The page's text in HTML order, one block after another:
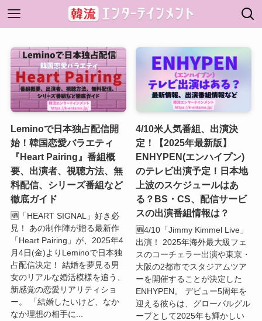
Leminoで日本独占配信開
始！韓国恋愛バラエティ
『Heart Pairing』番組概
要、出演者、視聴方法、無
料配信、シリーズ番組など
徹底ガイド
🆕「HEART SIGNAL」好き必
見！ あの制作陣が贈る最新作
「Heart Pairing」が、2025年4
月4日(金)よりLeminoで日本独
占配信決定！ 結婚を夢見る男
女のリアルな婚活模様を追う、
新感覚の恋愛リアリティショ
ー。 「結婚したいけど、なか
なか理想の相手に...
4/10米人気番組、出演決
定！【2025年最新版】
ENHYPEN(エンハイプン)
のテレビ出演予定！日本地
上波のスケジュールはあ
る？BS・CS、配信サービ
スの出演番組情報は？
🆕4/10「Jimmy Kimmel Live」
出演！ 2025年海外最大級フェ
スのコーチェラー出演や東京・
大阪の2都市でスタジアムツア
ーを開催することが決定した
ENHYPEN。 デビュー5周年を
迎える彼らは、グローバルグル
ープとして2025年も輝かしい